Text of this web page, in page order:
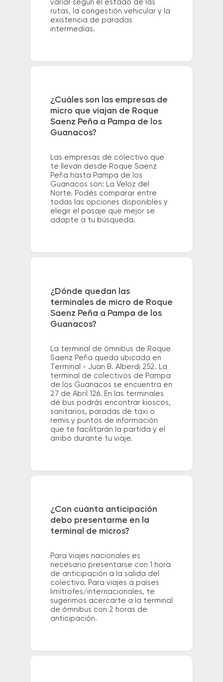
variar según el estado de las
rutas, la congestión vehicular y la
existencia de paradas
intermedias.
¿Cuáles son las empresas de
micro que viajan de Roque
Saenz Peña a Pampa de los
Guanacos?
Las empresas de colectivo que
te llevan desde Roque Saenz
Peña hasta Pampa de los
Guanacos son: La Veloz del
Norte. Podés comparar entre
todas las opciones disponibles y
elegir el pasaje que mejor se
adapte a tu búsqueda.
¿Dónde quedan las
terminales de micro de Roque
Saenz Peña a Pampa de los
Guanacos?
La terminal de ómnibus de Roque
Saenz Peña queda ubicada en
Terminal - Juan B. Alberdi 252. La
terminal de colectivos de Pampa
de los Guanacos se encuentra en
27 de Abril 126. En las terminales
de bus podrás encontrar kioscos,
sanitarios, paradas de taxi o
remis y puntos de información
que te facilitarán la partida y el
arribo durante tu viaje.
¿Con cuánta anticipación
debo presentarme en la
terminal de micros?
Para viajes nacionales es
necesario presentarse con 1 hora
de anticipación a la salida del
colectivo. Para viajes a países
limítrofes/internacionales, te
sugerimos acercarte a la terminal
de ómnibus con 2 horas de
anticipación.